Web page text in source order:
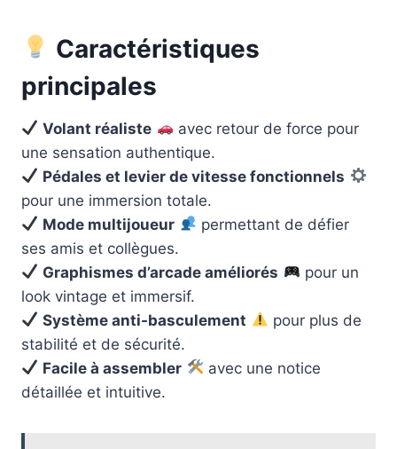
Caractéristiques
principales
Volant réaliste
avec retour de force pour
une sensation authentique.
Pédales et levier de vitesse fonctionnels
pour une immersion totale.
Mode multijoueur
permettant de défier
ses amis et collègues.
Graphismes d’arcade améliorés
pour un
look vintage et immersif.
Système anti-basculement
pour plus de
stabilité et de sécurité.
Facile à assembler
avec une notice
détaillée et intuitive.